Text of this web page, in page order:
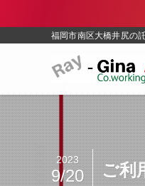
福岡市南区大橋井尻の
ご利
2023
9/20